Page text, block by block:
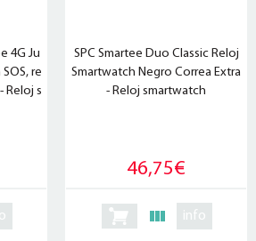
4G Ju
re
Reloj s
SPC Smartee Duo Classic Reloj
Smartwatch Negro Correa Extra
- Reloj smartwatch
46,75€
info